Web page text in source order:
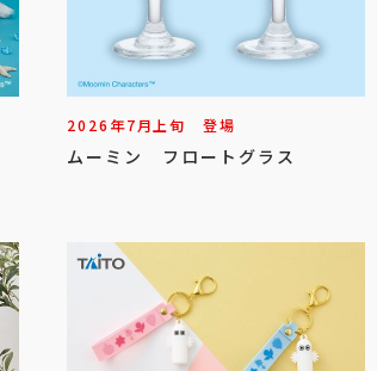
2026年7月上旬 登場
ムーミン フロートグラス